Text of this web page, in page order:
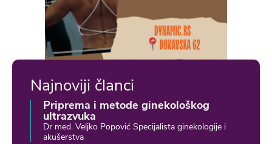
Najnoviji članci
Priprema i metode ginekološkog
ultrazvuka
Dr med. Veljko Popović Specijalista ginekologije i
akušerstva